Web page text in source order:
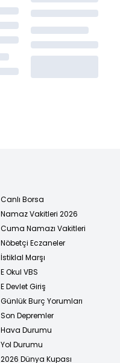
Canlı Borsa
Namaz Vakitleri 2026
Cuma Namazı Vakitleri
Nöbetçi Eczaneler
İstiklal Marşı
E Okul VBS
E Devlet Giriş
Günlük Burç Yorumları
Son Depremler
Hava Durumu
Yol Durumu
2026 Dünya Kupası